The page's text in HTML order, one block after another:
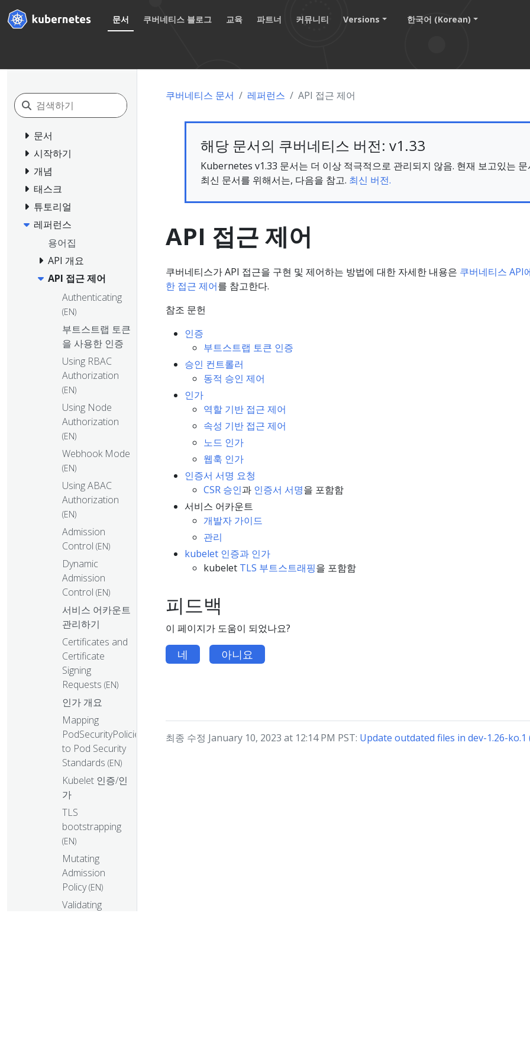
문서 쿠버네티스 블로그 교육 파트너 커뮤니티 Versions 한국어 (Korean)
문서
시작하기
개념
태스크
튜토리얼
레퍼런스
용어집
API 개요
API 접근 제어
Authenticating
(EN)
부트스트랩 토큰
을 사용한 인증
Using RBAC
Authorization
(EN)
Using Node
Authorization
(EN)
Webhook Mode
(EN)
Using ABAC
Authorization
(EN)
Admission
Control (EN)
Dynamic
Admission
Control (EN)
서비스 어카운트
관리하기
Certificates and
Certificate
Signing
Requests (EN)
인가 개요
Mapping
PodSecurityPolicies
to Pod Security
Standards (EN)
Kubelet 인증/인
가
TLS
bootstrapping
(EN)
Mutating
Admission
Policy (EN)
Validating
쿠버네티스 문서 레퍼런스 API 접근 제어
해당 문서의 쿠버네티스 버전: v1.33
Kubernetes v1.33 문서는 더 이상 적극적으로 관리되지 않음. 현재 보고있는
최신 문서를 위해서는, 다음을 참고. 최신 버전.
API 접근 제어
쿠버네티스가 API 접근을 구현 및 제어하는 방법에 대한 자세한 내용은 쿠버네티스 API
한 접근 제어를 참고한다.
참조 문헌
인증
부트스트랩 토큰 인증
승인 컨트롤러
동적 승인 제어
인가
역할 기반 접근 제어
속성 기반 접근 제어
노드 인가
웹훅 인가
인증서 서명 요청
CSR 승인과 인증서 서명을 포함함
서비스 어카운트
개발자 가이드
관리
kubelet 인증과 인가
kubelet TLS 부트스트래핑을 포함함
피드백
이 페이지가 도움이 되었나요?
네 아니요
최종 수정 January 10, 2023 at 12:14 PM PST: Update outdated files in dev-1.26-